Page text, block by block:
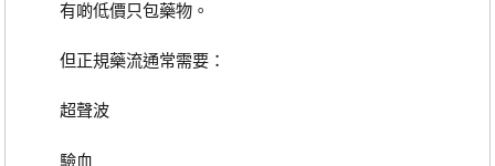
有啲低價只包藥物。
但正規藥流通常需要：
超聲波
驗血